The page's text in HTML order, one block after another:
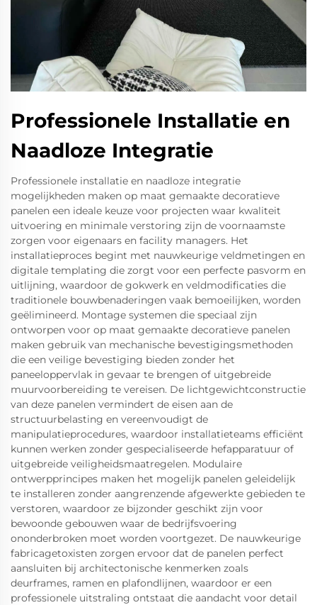
Professionele Installatie en
Naadloze Integratie
Professionele installatie en naadloze integratie
mogelijkheden maken op maat gemaakte decoratieve
panelen een ideale keuze voor projecten waar kwaliteit
uitvoering en minimale verstoring zijn de voornaamste
zorgen voor eigenaars en facility managers. Het
installatieproces begint met nauwkeurige veldmetingen en
digitale templating die zorgt voor een perfecte pasvorm en
uitlijning, waardoor de gokwerk en veldmodificaties die
traditionele bouwbenaderingen vaak bemoeilijken, worden
geëlimineerd. Montage systemen die speciaal zijn
ontworpen voor op maat gemaakte decoratieve panelen
maken gebruik van mechanische bevestigingsmethoden
die een veilige bevestiging bieden zonder het
paneeloppervlak in gevaar te brengen of uitgebreide
muurvoorbereiding te vereisen. De lichtgewichtconstructie
van deze panelen vermindert de eisen aan de
structuurbelasting en vereenvoudigt de
manipulatieprocedures, waardoor installatieteams efficiënt
kunnen werken zonder gespecialiseerde hefapparatuur of
uitgebreide veiligheidsmaatregelen. Modulaire
ontwerpprincipes maken het mogelijk panelen geleidelijk
te installeren zonder aangrenzende afgewerkte gebieden te
verstoren, waardoor ze bijzonder geschikt zijn voor
bewoonde gebouwen waar de bedrijfsvoering
ononderbroken moet worden voortgezet. De nauwkeurige
fabricagetoxisten zorgen ervoor dat de panelen perfect
aansluiten bij architectonische kenmerken zoals
deurframes, ramen en plafondlijnen, waardoor er een
professionele uitstraling ontstaat die aandacht voor detail